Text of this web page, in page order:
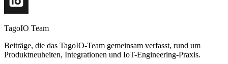
TagoIO Team
Beiträge, die das TagoIO-Team gemeinsam verfasst, rund um
Produktneuheiten, Integrationen und IoT-Engineering-Praxis.